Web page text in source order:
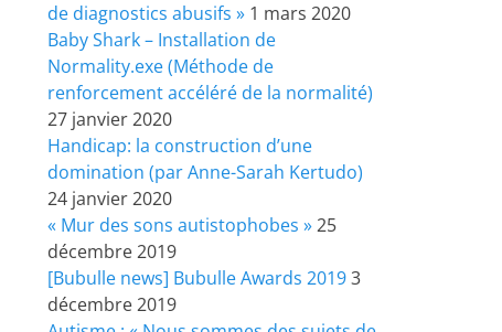
de diagnostics abusifs » 1 mars 2020
Baby Shark – Installation de
Normality.exe (Méthode de
renforcement accéléré de la normalité)
27 janvier 2020
Handicap: la construction d’une
domination (par Anne-Sarah Kertudo)
24 janvier 2020
« Mur des sons autistophobes »25
décembre 2019
[Bubulle news] Bubulle Awards 20193
décembre 2019